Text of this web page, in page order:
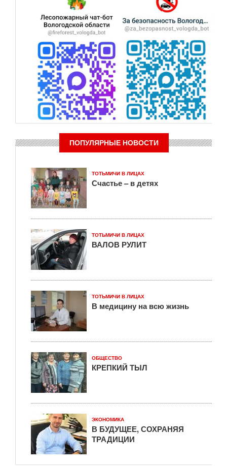
ПОПУЛЯРНЫЕ НОВОСТИ
ТОТЬМИЧИ В ЛИЦАХ
Счастье – в детях
ТОТЬМИЧИ В ЛИЦАХ
ВАЛОВ РУЛИТ
ТОТЬМИЧИ В ЛИЦАХ
В медицину на всю жизнь
ОБЩЕСТВО
КРЕПКИЙ ТЫЛ
ЭКОНОМИКА
В БУДУЩЕЕ, СОХРАНЯЯ
ТРАДИЦИИ